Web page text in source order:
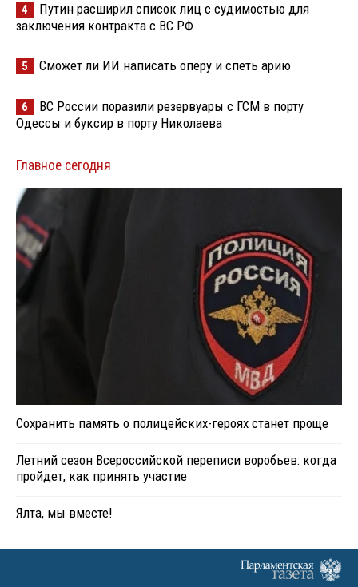
4
Путин расширил список лиц с судимостью для
заключения контракта с ВС РФ
5 Сможет ли ИИ написать оперу и спеть арию
6
ВС России поразили резервуары с ГСМ в порту
Одессы и буксир в порту Николаева
Главное сегодня
Сохранить память о полицейских-героях станет проще
Летний сезон Всероссийской переписи воробьев: когда
пройдет, как принять участие
Ялта, мы вместе!